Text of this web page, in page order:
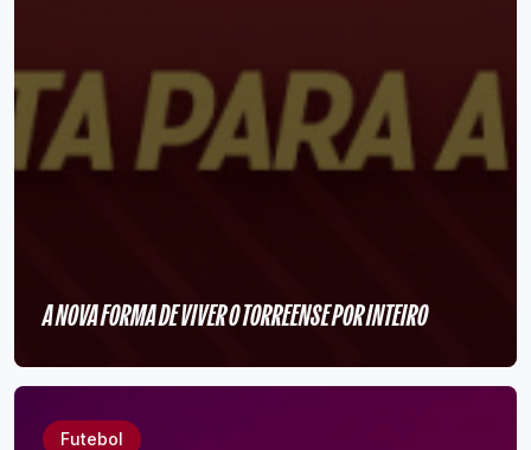
A NOVA FORMA DE VIVER O TORREENSE POR INTEIRO
Futebol